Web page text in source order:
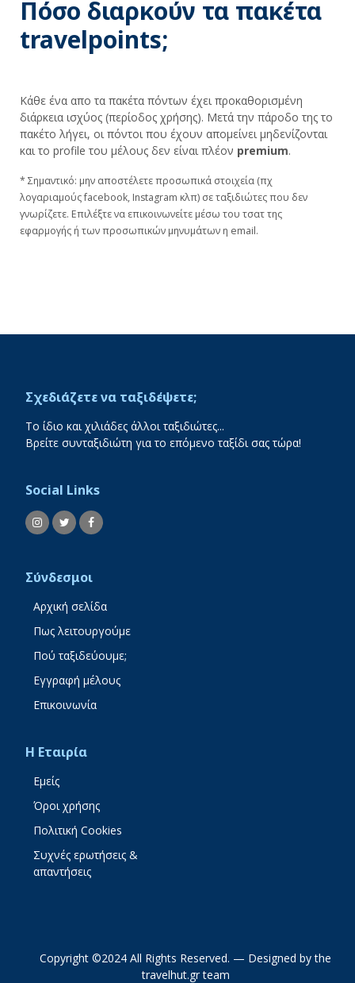
Πόσο διαρκούν τα πακέτα
travelpoints;
Κάθε ένα απο τα πακέτα πόντων έχει προκαθορισμένη
διάρκεια ισχύος (περίοδος χρήσης). Μετά την πάροδο της το
πακέτο λήγει, οι πόντοι που έχουν απομείνει μηδενίζονται
και το profile του μέλους δεν είναι πλέον premium.
* Σημαντικό: μην αποστέλετε προσωπικά στοιχεία (πχ
λογαριαμούς facebook, Instagram κλπ) σε ταξιδιώτες που δεν
γνωρίζετε. Επιλέξτε να επικοινωνείτε μέσω του τσατ της
εφαρμογής ή των προσωπικών μηνυμάτων η email.
Σχεδιάζετε να ταξιδέψετε;
To ίδιο και χιλιάδες άλλοι ταξιδιώτες...
Βρείτε συνταξιδιώτη για το επόμενο ταξίδι σας τώρα!
Social Links
Σύνδεσμοι
Αρχική σελίδα
Πως λειτουργούμε
Πού ταξιδεύουμε;
Εγγραφή μέλους
Επικοινωνία
Η Εταιρία
Εμείς
Όροι χρήσης
Πολιτική Cookies
Συχνές ερωτήσεις &
απαντήσεις
Copyright ©2024 All Rights Reserved. — Designed by the
travelhut.gr team